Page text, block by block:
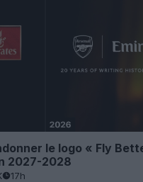
le logo « Fly
2027-2028
17h